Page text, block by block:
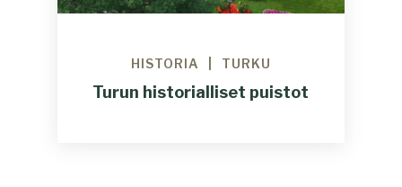
HISTORIA TURKU
Turun historialliset puistot